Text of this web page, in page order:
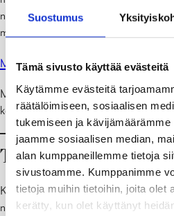
Suostumus
Tämä sivusto käyttää evästeitä
Käytämme evästeitä
räätälöimiseen, sosiaalisen
tukemiseen ja
jaamme sosiaalisen median,
alan kumppaneillemme tietoja
sivustoamme. Kumppanimme
tietoja muihin tietoihin, joita olet
kerätty, kun olet käyttänyt
noutopiteeseen, noudatetaan
myöntämisen ja järjestämisen
Maksullisen koulukuljetuksen
Maksullisen kuljetuksen periaatteet
kokonaisuudessaan
Turvallisesti
Kuljetusta odottavat lapset altistuvat
noustessaan ja sieltä poistuessaan.